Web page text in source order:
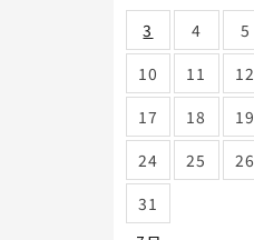
3
4 5
10
11 12
17
18 19
24
25 26
31